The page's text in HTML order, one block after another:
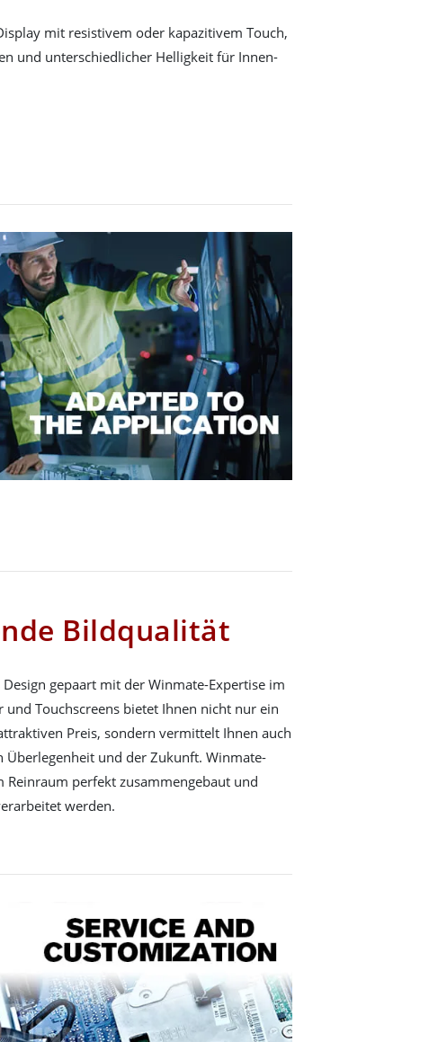
mit resistivem oder kapazitivem Touch,
und unterschiedlicher Helligkeit für Innen-
Bildqualität
gepaart mit der Winmate-Expertise im
Touchscreens bietet Ihnen nicht nur ein
Preis, sondern vermittelt Ihnen auch
Überlegenheit und der Zukunft. Winmate-
Reinraum perfekt zusammengebaut und
werden.